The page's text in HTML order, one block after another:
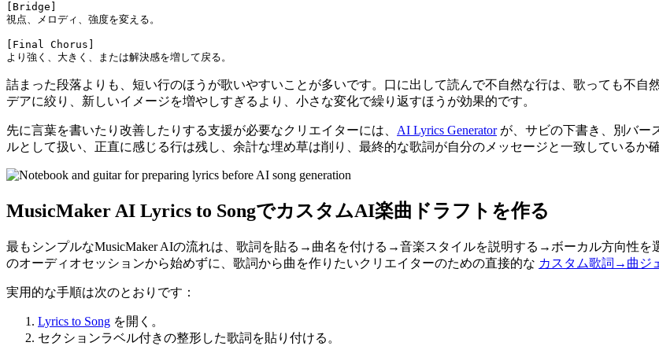
[Bridge]
視点、メロディ、強度を変える。
[Final Chorus]
詰まった段落よりも、短い行のほうが歌いやすいことが多いです。口に出して読んで不自然な行は、歌っても不自
デアに絞り、新しいイメージを増やしすぎるより、小さな変化で繰り返すほうが効果的です。
先に言葉を書いたり改善したりする支援が必要なクリエイターには、 AI Lyrics Generatorが、サビの下書き、別バー
ルとして扱い、正直に感じる行は残し、余計な埋め草は削り、最終的な歌詞が自分のメッセージと一致しているか
MusicMaker AI Lyrics to SongでカスタムAI楽曲ドラフトを作る
最もシンプルなMusicMaker AIの流れは、歌詞を貼る→曲名を付ける→音楽スタイルを説明する→ボーカル方向性
のオーディオセッションから始めずに、歌詞から曲を作りたいクリエイターのための直接的な カスタム歌詞→曲ジ
実用的な手順は次のとおりです：
Lyrics to Song を開く。
セクションラベル付きの整形した歌詞を貼り付ける。